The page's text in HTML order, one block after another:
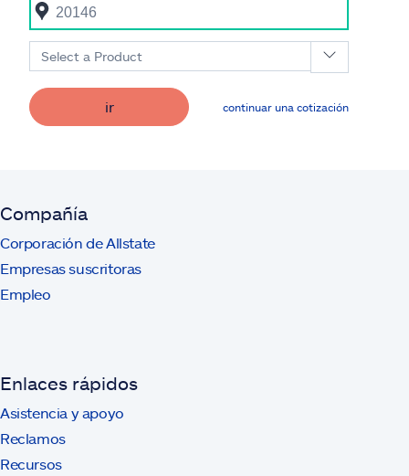
Select a Product
ir continuar una cotización
Compañía
Corporación de Allstate
Empresas suscritoras
Empleo
Enlaces rápidos
Asistencia y apoyo
Reclamos
Recursos